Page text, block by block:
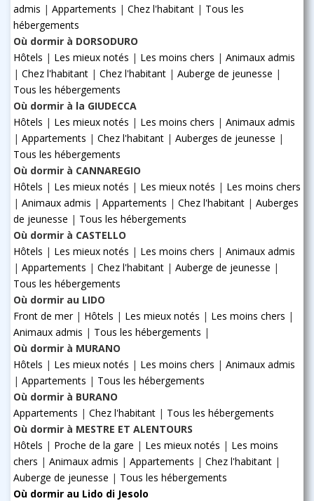
admis | Appartements | Chez l'habitant | Tous les
hébergements
Où dormir à DORSODURO
Hôtels | Les mieux notés | Les moins chers | Animaux admis
| Chez l'habitant | Chez l'habitant | Auberge de jeunesse |
Tous les hébergements
Où dormir à la GIUDECCA
Hôtels | Les mieux notés | Les moins chers | Animaux admis
| Appartements | Chez l'habitant | Auberges de jeunesse |
Tous les hébergements
Où dormir à CANNAREGIO
Hôtels | Les mieux notés | Les mieux notés | Les moins chers
| Animaux admis | Appartements | Chez l'habitant | Auberges
de jeunesse | Tous les hébergements
Où dormir à CASTELLO
Hôtels | Les mieux notés | Les moins chers | Animaux admis
| Appartements | Chez l'habitant | Auberge de jeunesse |
Tous les hébergements
Où dormir au LIDO
Front de mer| Hôtels | Les mieux notés | Les moins chers |
Animaux admis | Tous les hébergements |
Où dormir à MURANO
Hôtels | Les mieux notés | Les moins chers | Animaux admis
| Appartements | Tous les hébergements
Où dormir à BURANO
Appartements | Chez l'habitant | Tous les hébergements
Où dormir à MESTRE ET ALENTOURS
Hôtels | Proche de la gare | Les mieux notés | Les moins
chers | Animaux admis | Appartements | Chez l'habitant |
Auberge de jeunesse | Tous les hébergements
Où dormir au Lido di Jesolo